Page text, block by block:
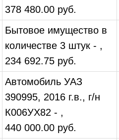
378 480.00 руб.
Бытовое имущество в
количестве 3 штук - ,
234 692.75 руб.
Автомобиль УАЗ
390995, 2016 г.в., г/н
К006УХ82 - ,
440 000.00 руб.